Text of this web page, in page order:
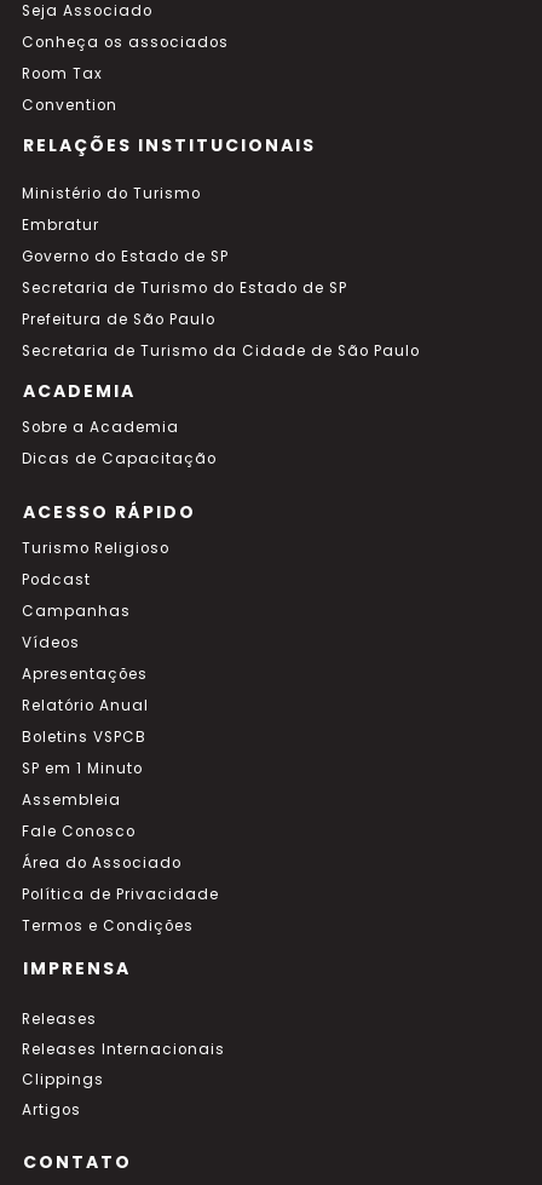
Seja Associado
Conheça os associados
Room Tax
Convention
RELAÇÕES INSTITUCIONAIS
Ministério do Turismo
Embratur
Governo do Estado de SP
Secretaria de Turismo do Estado de SP
Prefeitura de São Paulo
Secretaria de Turismo da Cidade de São Paulo
ACADEMIA
Sobre a Academia
Dicas de Capacitação
ACESSO RÁPIDO
Turismo Religioso
Podcast
Campanhas
Vídeos
Apresentações
Relatório Anual
Boletins VSPCB
SP em 1 Minuto
Assembleia
Fale Conosco
Área do Associado
Política de Privacidade
Termos e Condições
IMPRENSA
Releases
Releases Internacionais
Clippings
Artigos
CONTATO